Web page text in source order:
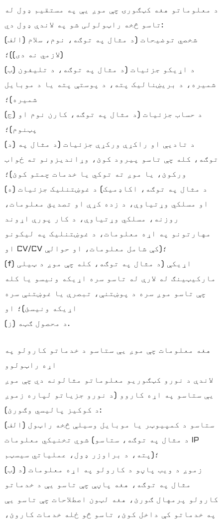
د معلوماتو هغه کټګورۍ چې موږ یې په مستقیم ډول له
تاسو څخه راټولولی شو په لاندې ډول دي:
(الف) شخصي توضیحات (د مثال په توګه، نوم، سلام
(لازمي نه دی))؛
(ب) د اړیکو جزئیات (د مثال په توګه، د تلیفون
شمیره، د بریښنالیک پته، د پوستې پته یا د موبایل
شمیره)؛
(ج) د حساب جزئیات (د مثال په توګه، کارن نوم او
پټنوم)؛
(د) د تادیې او راکړې ورکړې جزئیات (د مثال په
توګه، کله چې تاسو پیرود کوئ، وړاندیزونو ته ځواب
ورکوئ، یا موږ ته توکي یا خدمات چمتو کوئ)؛
(ه) د غوښتنلیک جزئیات (د مثال په توګه، اکاډمیک
او مسلکي وړتیاوې، د زده کړې او تصدیق معلومات،
روزنه، مسلکي وړتیاوې، د کار پورې اړوند
مهارتونو په اړه معلومات، د غوښتنلیک په لیکونو
او CV/CV کې شامل معلومات، او حوالې)؛
(f) اړیکې (د مثال په توګه، کله چې موږ د ټیلی
مارکیټینګ له لارې له تاسو سره اړیکه ونیسو یا کله
چې تاسو موږ سره د پوښتنې، تبصرې یا غوښتنې سره
اړیکه ونیسئ)؛ او
(ز) د محصول ګټه.
هغه معلومات چې موږ یې ستاسو د خدماتو کارولو په
اړه راټولوو
لاندې د نورو کټګوریو معلوماتو مثالونه دي چې موږ
یې ستاسو په اړه کاروو (د نورو جزیاتو لپاره زموږ
د کوکیز پالیسي وګورئ):
(الف) ستاسو د کمپیوټر یا موبایل وسیلې څخه راټول
شوي تخنیکي معلومات (د مثال په توګه، ستاسو IP
پته، د براوزر ډول، عملیاتي سیسټم)؛
(ب) زموږ د ویب پاڼو د کارولو په اړه معلومات (د
مثال په توګه، هغه پاڼې چې تاسو یې د خدماتو
کارولو پرمهال ګورئ، هغه لټون اصطلاحات چې تاسو یې
په خدماتو کې داخل کوئ، تاسو څو ځله خدمات کاروئ،